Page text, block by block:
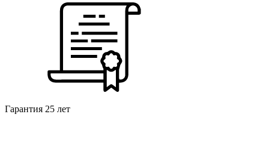
Гарантия 25 лет